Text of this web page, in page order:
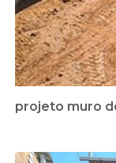
projeto muro